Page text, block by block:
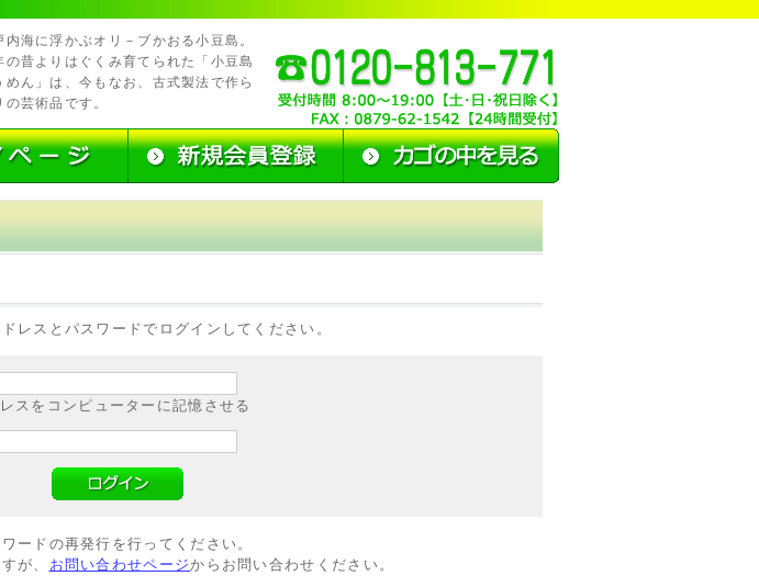
内海に浮かぶオリ－ブかおる小豆島。
の昔よりはぐくみ育てられた「小豆島
めん」は、今もなお、古式製法で作ら
芸術品です。
レスとパスワードでログインしてください。
スをコンピューターに記憶させる
ードの再発行を行ってください。
が、 お問い合わせページからお問い合わせください。